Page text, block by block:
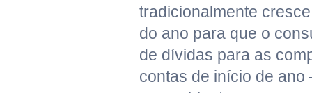
tradicionalmente
do ano para que o
de dívidas para as
contas de início de ano